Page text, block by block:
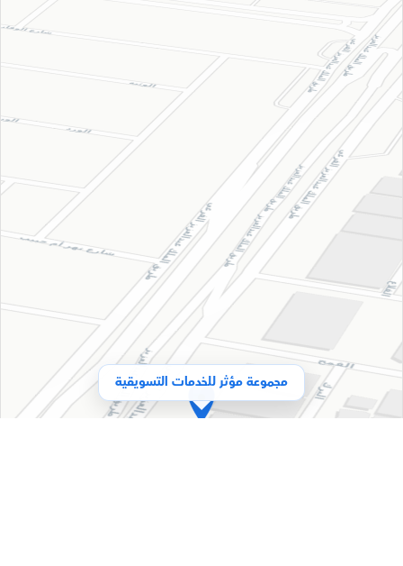
مجموعة مؤثر للخدمات التسويقية